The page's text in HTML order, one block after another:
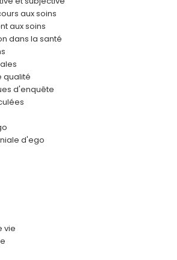
aux soins
aux soins
dans la santé
qualité
d'enquête
d'ego
vie